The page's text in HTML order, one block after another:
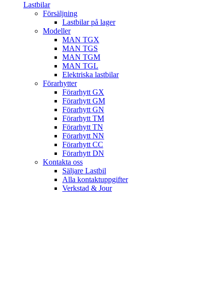
Lastbilar
Försäljning
Lastbilar på lager
Modeller
MAN TGX
MAN TGS
MAN TGM
MAN TGL
Elektriska lastbilar
Förarhytter
Förarhytt GX
Förarhytt GM
Förarhytt GN
Förarhytt TM
Förarhytt TN
Förarhytt NN
Förarhytt CC
Förarhytt DN
Kontakta oss
Säljare Lastbil
Alla kontaktuppgifter
Verkstad & Jour